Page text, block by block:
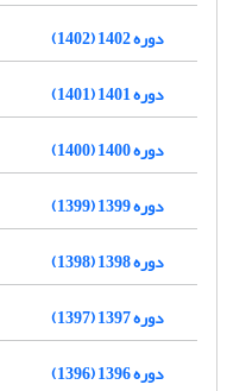
دوره 1402 (1402)
دوره 1401 (1401)
دوره 1400 (1400)
دوره 1399 (1399)
دوره 1398 (1398)
دوره 1397 (1397)
دوره 1396 (1396)